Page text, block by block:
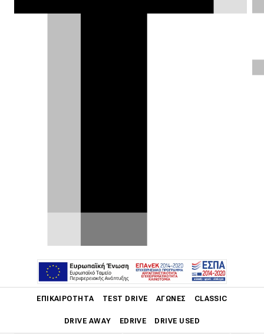
ΕΠΙΚΑΙΡΌΤΗΤΑ TEST DRIVE ΑΓΏΝΕΣ CLASSIC
DRIVE AWAY EDRIVE DRIVE USED
Δοκιμάζουμε το νέο
Electric
Το νέο Renault Mégane E-TECH
Electric είναι ένα ολοκαίνουργιο
μοντέλο αφιερωμένο στην